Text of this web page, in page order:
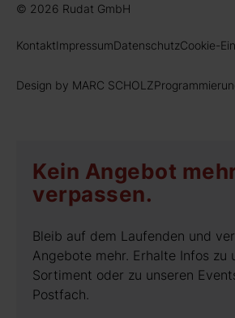
© 2026 Rudat GmbH
KontaktImpressumDatenschutzCookie-
Design by MARC SCHOLZ
Kein Angebot
verpassen.
Bleib auf dem Laufenden und
Angebote mehr. Erhalte Infos zu
Sortiment oder zu unseren
Postfach.